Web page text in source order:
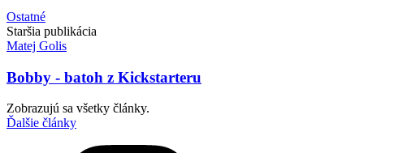
Ostatné
Staršia publikácia
Matej Golis
Bobby - batoh z Kickstarteru
Zobrazujú sa všetky články.
Ďalšie články